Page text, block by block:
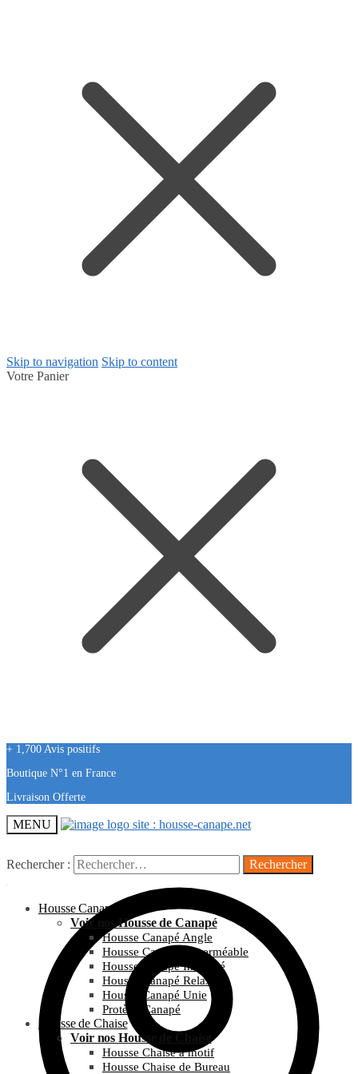
Skip to navigation Skip to content
Votre Panier
+ 1,700 Avis positifs
Boutique N°1 en France
Livraison Offerte
MENU
Rechercher :
Housse Canapé
Voir nos Housse de Canapé
Housse Canapé Angle
Housse Canapé Imperméable
Housse Canapé Imprimé
Housse Canapé Relax
Housse Canapé Unie
Protège Canapé
Housse de Chaise
Voir nos Housse de Chaise
Housse Chaise à motif
Housse Chaise de Bureau